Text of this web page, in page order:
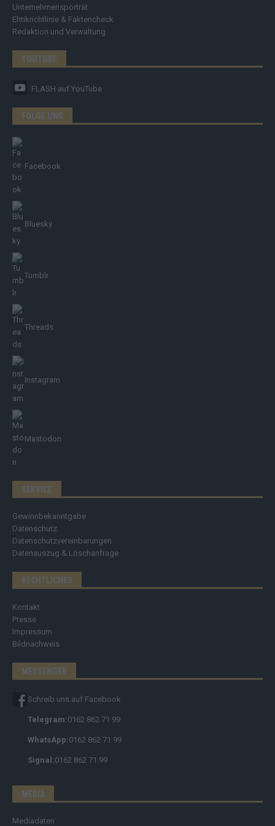
Unternehmensporträt
Ehtikrichtlinie & Faktencheck
Redaktion und Verwaltung
YOUTUBE
FLASH auf YouTube
FOLGE UNS
Facebook
Bluesky
Tumblr
Threads
Instagram
Mastodon
SERVICE
Gewinnbekanntgabe
Datenschutz
Datenschutzvereinbarungen
Datenauszug & Löschanfrage
RECHTLICHES
Kontakt
Presse
Impressum
Bildnachweis
MESSENGER
Schreib uns auf Facebook
Telegram:0162 862 71 99
WhatsApp:0162 862 71 99
Signal:0162 862 71 99
MEDIA
Mediadaten